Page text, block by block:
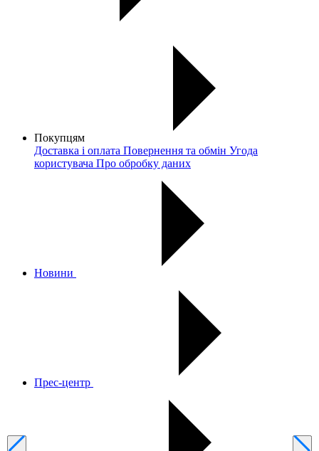
Покупцям
Доставка і оплата Повернення та обмін Угода
користувача Про обробку даних
Новини
Прес-центр